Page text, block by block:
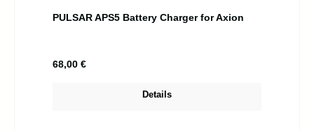
PULSAR APS5 Battery Charger for Axion
Regulärer Preis:
68,00 €
Details